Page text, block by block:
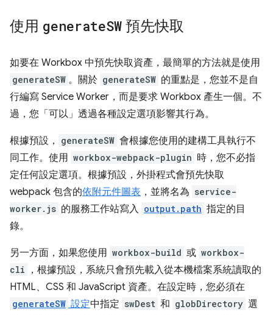
使用 generateSW 預先快取
如要在 Workbox 中預先快取資產，最簡單的方法就是使用
generateSW 。關於 generateSW 的重點是，您並不是自
行編寫 Service Worker，而是要求 Workbox 產生一個。不
過，您「可以」 透過各種設定選項影響其行為。
根據預設， generateSW 會根據您使用的建構工具執行不
同工作。使用 workbox-webpack-plugin 時，您不必指
定任何設定選項。根據預設，外掛程式會預先快取
webpack 包含的依附元件圖表 ，並將名為 service-
worker.js 的服務工作站寫入 output.path 指定的目
錄。
另一方面，如果您使用 workbox-build 或 workbox-
cli
，根據預設，系統只會預先載入從本機檔案系統讀取的
HTML、CSS 和 JavaScript 資產。在設定時，您必須在
generateSW 設定中指定 swDest 和 globDirectory 選